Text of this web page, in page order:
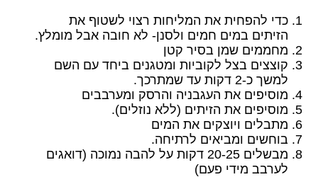
כדי להפחית את המליחות רצוי לשטוף את
הזיתים במים חמים ולסנן- לא חובה אבל מומלץ.
מחממים שמן בסיר קטן
קוצצים בצל לקוביות ומטגנים ביחד עם השם
למשך כ-2 דקות עד שמתרכך.
מוסיפים את העגבניה והרסק ומערבבים
מוסיפים את הזיתים (ללא נוזלים).
מתבלים ויוצקים את המים
בוחשים ומביאים לרתיחה.
מבשלים 20-25 דקות על להבה נמוכה (דואגים
לערבב מידי פעם)